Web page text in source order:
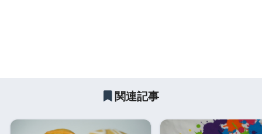
関連記事